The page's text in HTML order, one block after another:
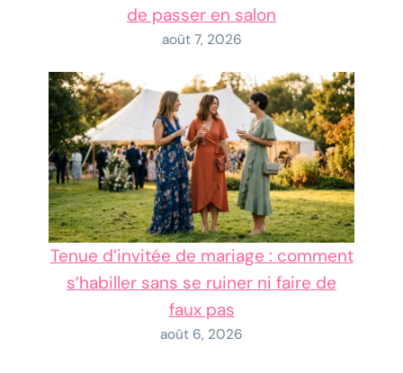
de passer en salon
août 7, 2026
Tenue d’invitée de mariage : comment
s’habiller sans se ruiner ni faire de
faux pas
août 6, 2026